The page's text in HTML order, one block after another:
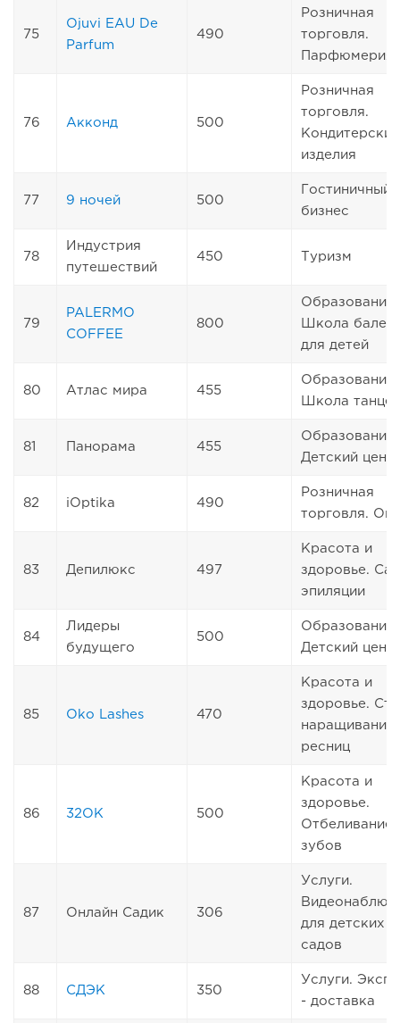
75
Ojuvi EAU De
Parfum
490
Розничная
торговля.
Парфюмерия
76 Акконд 500
Розничная
торговля.
Кондитерские
изделия
77 9 ночей 500
Гостиничный
бизнес
78
Индустрия
путешествий
450 Туризм
79
PALERMO
COFFEE
800
Образование.
Школа
для детей
80 Атлас мира 455
Образование.
Школа танцев
81 Панорама 455
Образование.
Детский
82 iOptika 490
Розничная
торговля.
83 Депилюкс 497
Красота и
здоровье.
эпиляции
84
Лидеры
будущего
500
Образование.
Детский
85 Oko Lashes 470
Красота и
здоровье.
наращивания
ресниц
86 32ОК 500
Красота и
здоровье.
Отбеливание
зубов
87 Онлайн Садик 306
Услуги.
для детских
садов
88 СДЭК 350
Услуги.
- доставка